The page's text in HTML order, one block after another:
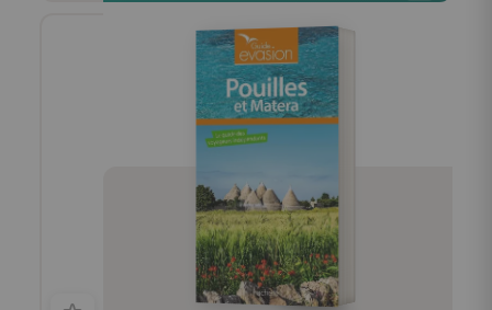
Des adresses d'hôtels, de restaurants, de pauses
testées par nos auteurs. Des infos pratiques et des
conseils pour composer votre voyage sur mesure. Les
guides Evasion sont réalisés par une équipe d'auteurs
et d'experts locaux qui arpentent le pays pour en
donner le meilleur ! Dans cette nouvelle édition du
Toscane, c'est aussi et Nos plus belles plages. Des
randonnées en Maremme, dans les environs de Pise.
Des suggestions d'activités pour découvrir l'archipel
autrement. Un carnet d'adresses revu et enrichi.